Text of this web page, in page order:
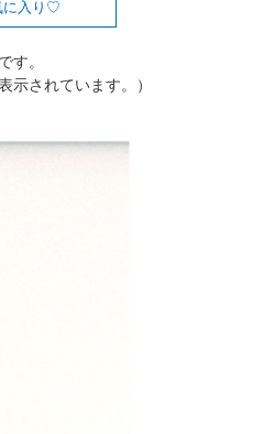
入り
す。
示されています。）